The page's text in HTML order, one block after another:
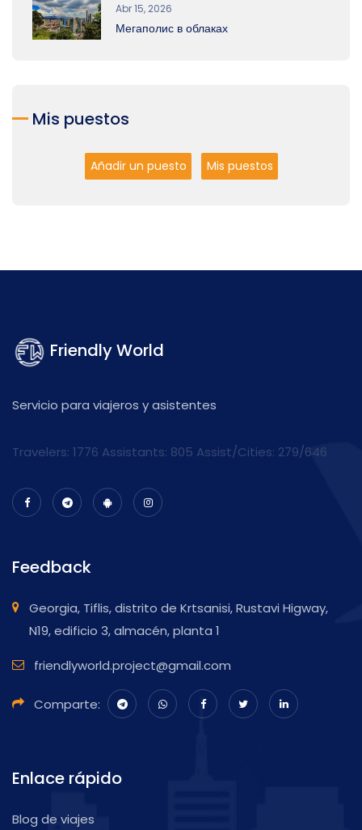
Abr 15, 2026
Мегаполис в облаках
Mis puestos
Añadir un puesto Mis puestos
Friendly World
Servicio para viajeros y asistentes
Travelers: 1776 Assistants: 805 Assist/Cities: 279/646
Feedback
Georgia, Tiflis, distrito de Krtsanisi, Rustavi Higway,
N19, edificio 3, almacén, planta 1
friendlyworld.project@gmail.com
Comparte:
Enlace rápido
Blog de viajes